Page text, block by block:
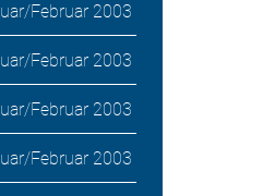
Februar 2003
Februar 2003
Februar 2003
Februar 2003